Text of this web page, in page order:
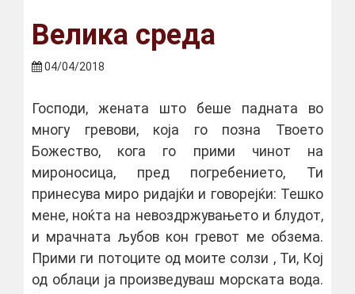
Велика среда
04/04/2018
Господи, жената што беше падната во
многу гревови, која го позна Твоето
Божество, кога го прими чинот на
мироносица, пред погребението, Ти
принесува миро ридајќи и говорејќи: Тешко
мене, ноќта на невоздржувањето и блудот,
и мрачната љубов кон гревот ме обзема.
Прими ги потоците од моите солзи , Ти, Кој
од облаци ја произведуваш морската вода.